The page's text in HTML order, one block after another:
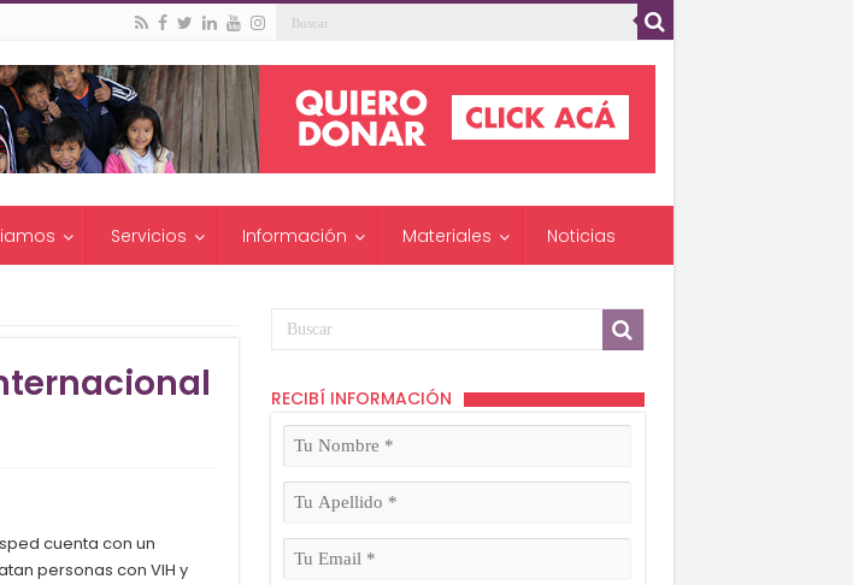
Servicios Información Materiales Noticias
cuenta con un
personas con VIH y
RECIBÍ INFORMACIÓN
Tu
(Obligatorio)
Tu
Apellido
(Obligatorio)
Tu